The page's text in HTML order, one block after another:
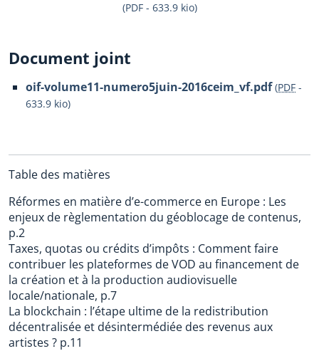
(PDF - 633.9 kio)
Document joint
oif-volume11-numero5juin-2016ceim_vf.pdf (PDF -
633.9 kio)
Table des matières
Réformes en matière d’e-commerce en Europe : Les
enjeux de règlementation du géoblocage de contenus,
p.2
Taxes, quotas ou crédits d’impôts : Comment faire
contribuer les plateformes de VOD au financement de
la création et à la production audiovisuelle
locale/nationale, p.7
La blockchain : l’étape ultime de la redistribution
décentralisée et désintermédiée des revenus aux
artistes ? p.11